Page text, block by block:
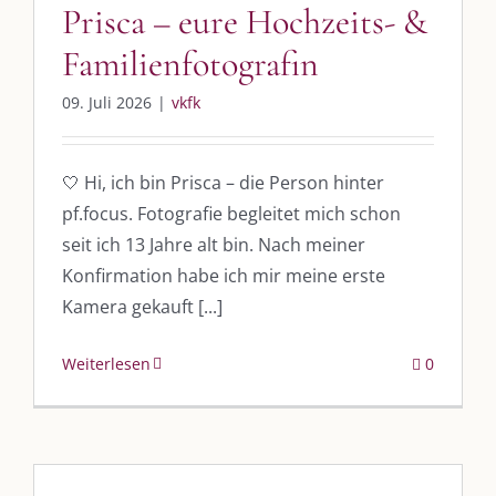
Prisca – eure Hochzeits- &
Familienfotografin
09. Juli 2026 | vkfk
🤍 Hi, ich bin Prisca – die Person hinter
pf.focus. Fotografie begleitet mich schon
seit ich 13 Jahre alt bin. Nach meiner
Konfirmation habe ich mir meine erste
Kamera gekauft [...]
Weiterlesen 0